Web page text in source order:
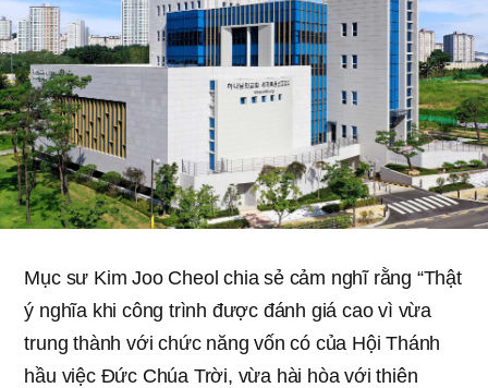
Mục sư Kim Joo Cheol chia sẻ cảm nghĩ rằng “Thật
ý nghĩa khi công trình được đánh giá cao vì vừa
trung thành với chức năng vốn có của Hội Thánh
hầu việc Đức Chúa Trời, vừa hài hòa với thiên